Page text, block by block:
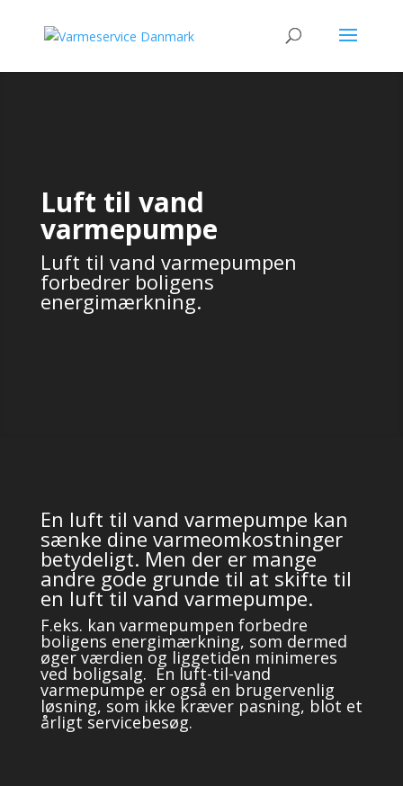
Luft til vand
varmepumpe
Luft til vand varmepumpen
forbedrer boligens
energimærkning.
En luft til vand varmepumpe kan
sænke dine varmeomkostninger
betydeligt. Men der er mange
andre gode grunde til at skifte til
en luft til vand varmepumpe.
F.eks. kan varmepumpen forbedre
boligens energimærkning, som dermed
øger værdien og liggetiden minimeres
ved boligsalg. En luft-til-vand
varmepumpe er også en brugervenlig
løsning, som ikke kræver pasning, blot et
årligt servicebesøg.